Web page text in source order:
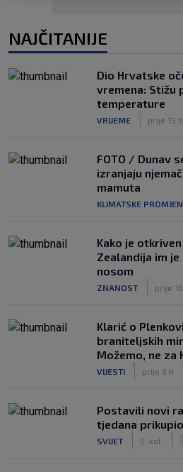
NAJČITANIJE
Dio Hrvatske
vremena: Stižu
temperature
VRIJEME prije 15 h
FOTO / Dunav
izranjaju
mamuta
KLIMATSKE
Kako je
Zealandija im
nosom
ZNANOST prije
Klarić o
braniteljskih
Možemo, ne za
VIJESTI prije 9 h
Postavili novi
tjedana
SVIJET 5. kol.